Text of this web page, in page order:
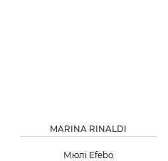
MARINA RINALDI
Мюлі Efebo